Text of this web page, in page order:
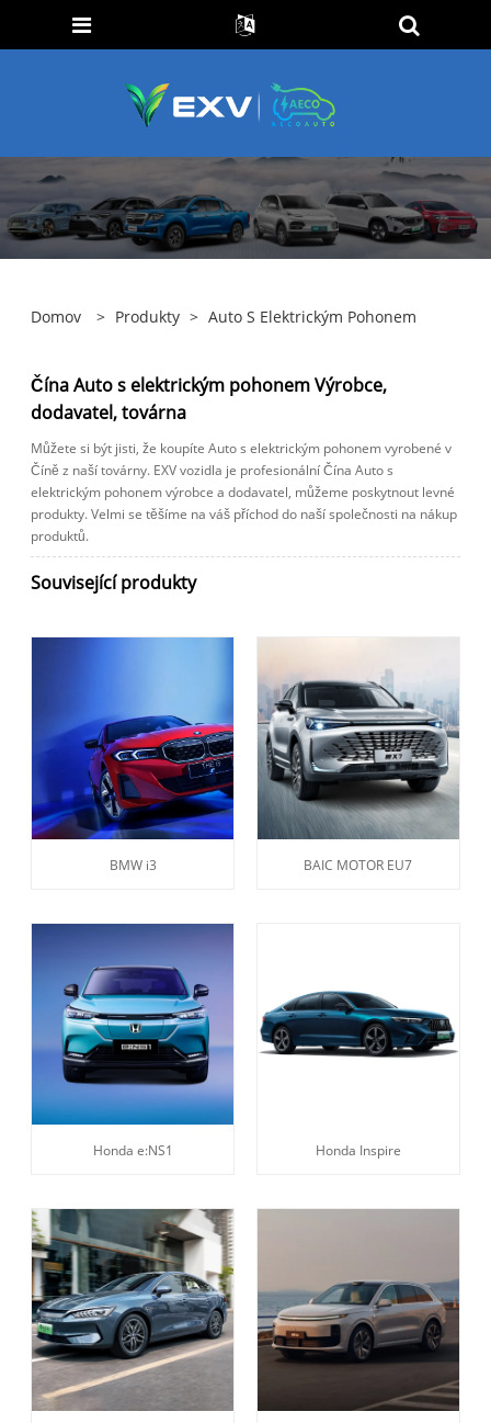
Domov > Produkty > Auto S Elektrickým Pohonem
Čína Auto s elektrickým pohonem Výrobce,
dodavatel, továrna
Můžete si být jisti, že koupíte Auto s elektrickým pohonem vyrobené v
Číně z naší továrny. EXV vozidla je profesionální Čína Auto s
elektrickým pohonem výrobce a dodavatel, můžeme poskytnout levné
produkty. Velmi se těšíme na váš příchod do naší společnosti na nákup
produktů.
Související produkty
BMW i3 BAIC MOTOR EU7
Honda e:NS1 Honda Inspire